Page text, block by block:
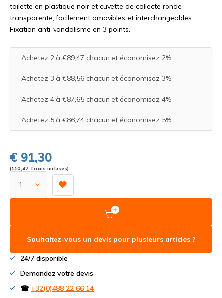
toilette en plastique noir et cuvette de collecte ronde
transparente, facilement amovibles et interchangeables.
Fixation anti-vandalisme en 3 points.
Achetez 2 à €89,47 chacun et économisez 2%
Achetez 3 à €88,56 chacun et économisez 3%
Achetez 4 à €87,65 chacun et économisez 4%
Achetez 5 à €86,74 chacun et économisez 5%
€ 91,30
(110,47 Taxes incluses)
Souhaitez-vous un devis pour plusieurs articles ?
24/7 disponible
Demandez votre devis
☎ +32(0)488 22 66 14